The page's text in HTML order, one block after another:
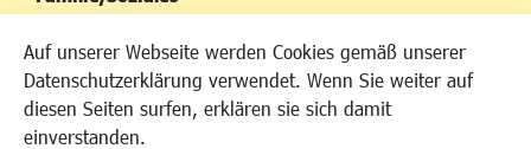
Auf unserer Webseite werden Cookies gemäß unserer
Datenschutzerklärung verwendet. Wenn Sie weiter auf
diesen Seiten surfen, erklären sie sich damit
einverstanden.
Kinderbetreuung
Kinder und Jugend
Institutionen für Familien
Frauen